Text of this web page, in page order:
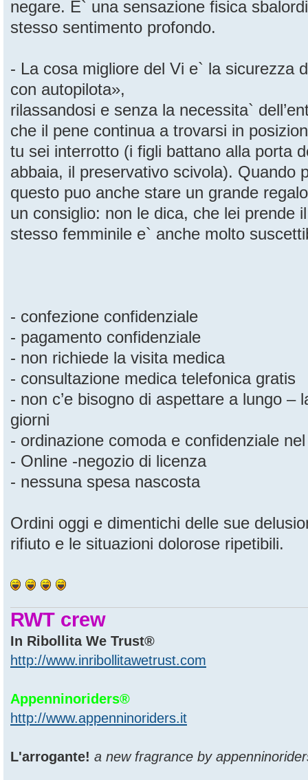
negare. E` una sensazione fisica
stesso sentimento profondo.
- La cosa migliore del Vi e` la sicurezza
con autopilota»,
rilassandosi e senza la necessita`
che il pene continua a trovarsi in
tu sei interrotto (i figli battano alla porta
abbaia, il preservativo scivola). Quando
questo puo anche stare un grande
un consiglio: non le dica, che lei prende
stesso femminile e` anche molto
- confezione confidenziale
- pagamento confidenziale
- non richiede la visita medica
- consultazione medica telefonica gratis
- non c’e bisogno di aspettare a lungo –
giorni
- ordinazione comoda e confidenziale
- Online -negozio di licenza
- nessuna spesa nascosta
Ordini oggi e dimentichi delle sue
rifiuto e le situazioni dolorose ripetibili.
RWT crew
In Ribollita We Trust®
http://www.inribollitawetrust.com
Appenninoriders®
http://www.appenninoriders.it
L'arrogante! a new fragrance by